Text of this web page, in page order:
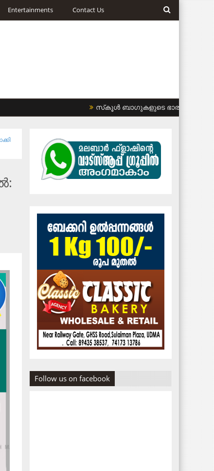
Entertainments Contact Us
സ്‌കൂള്‍ ബാഗുകളുടെ ഭാരം കുറയ്ക്കണം:
Follow us on facebook